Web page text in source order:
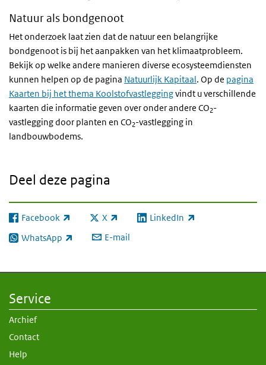
Natuur als bondgenoot
Het onderzoek laat zien dat de natuur een belangrijke
bondgenoot is bij het aanpakken van het klimaatprobleem.
Bekijk op welke andere manieren diverse ecosysteemdiensten
kunnen helpen op de pagina Natuurlijk Kapitaal. Op de pagina
Kaarten bij het thema Koolstofvastleggingvindt u verschillende
kaarten die informatie geven over onder andere CO2-
vastlegging door planten en CO2-vastlegging in
landbouwbodems.
Deel deze pagina
Facebook
(externe link) X
(externe link) LinkedIn
(externe link)
WhatsApp
(externe link) E-mail
Service
Archief
Contact
Help